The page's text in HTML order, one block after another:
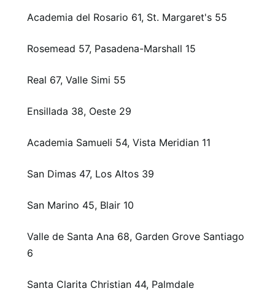
Academia del Rosario 61, St. Margaret's 55
Rosemead 57, Pasadena-Marshall 15
Real 67, Valle Simi 55
Ensillada 38, Oeste 29
Academia Samueli 54, Vista Meridian 11
San Dimas 47, Los Altos 39
San Marino 45, Blair 10
Valle de Santa Ana 68, Garden Grove Santiago
6
Santa Clarita Christian 44, Palmdale